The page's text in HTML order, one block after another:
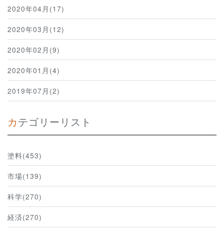
2020年04月(17)
2020年03月(12)
2020年02月(9)
2020年01月(4)
2019年07月(2)
カテゴリーリスト
塗料(453)
市場(139)
科学(270)
経済(270)